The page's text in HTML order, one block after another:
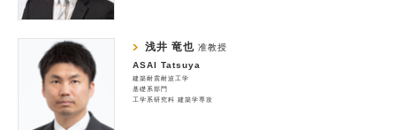
浅井 竜也 准教授
ASAI Tatsuya
建築耐震耐波工学
基礎系部門
工学系研究科 建築学専攻